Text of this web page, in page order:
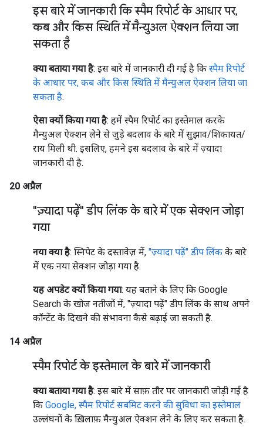
इस बारे में जानकारी कि स्पैम रिपोर्ट के आधार पर,
कब और किस स्थिति में मैन्युअल ऐक्शन लिया जा
सकता है
क्या बताया गया है: इस बारे में जानकारी दी गई है कि स्पैम रिपोर्ट
के आधार पर, कब और किस स्थिति में मैन्युअल ऐक्शन लिया जा
सकता है.
ऐसा क्यों किया गया है: हमें स्पैम रिपोर्ट का इस्तेमाल करके
मैन्युअल ऐक्शन लेने से जुड़े बदलाव के बारे में सुझाव/शिकायत/
राय मिली थी. इसलिए, हमने इस बदलाव के बारे में ज़्यादा
जानकारी दी है.
20 अप्रैल
"ज़्यादा पढ़ें" डीप लिंक के बारे में एक सेक्शन जोड़ा
गया
नया क्या है: स्निपेट के दस्तावेज़ में, "ज़्यादा पढ़ें" डीप लिंक के बारे
में एक नया सेक्शन जोड़ा गया है.
यह अपडेट क्यों किया गया: यह बताने के लिए कि Google
Search के खोज नतीजों में, "ज़्यादा पढ़ें" डीप लिंक के साथ अपने
कॉन्टेंट के दिखने की संभावना कैसे बढ़ाई जा सकती है.
14 अप्रैल
स्पैम रिपोर्ट के इस्तेमाल के बारे में जानकारी
क्या बताया गया है: इस बारे में साफ़ तौर पर जानकारी जोड़ी गई है
कि Google, स्पैम रिपोर्ट सबमिट करने की सुविधा का इस्तेमाल
उल्लंघनों के ख़िलाफ़ मैन्युअल ऐक्शन लेने के लिए कर सकता है.